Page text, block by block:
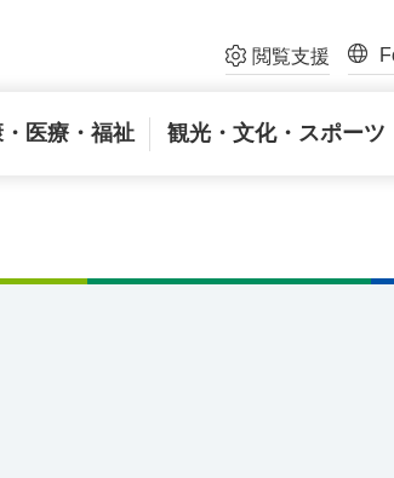
閲覧支援
医療・福祉 観光・文化・スポーツ